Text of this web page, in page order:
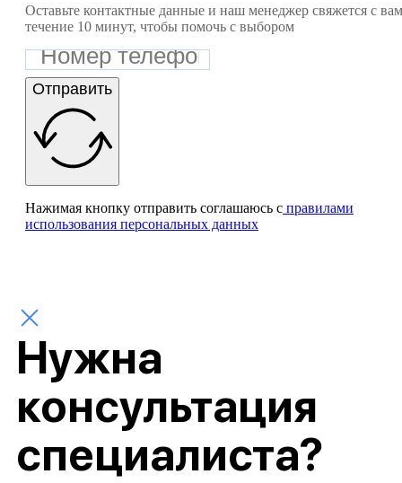
Оставьте контактные данные и наш менеджер свяжется с
течение 10 минут, чтобы помочь с выбором
Отправить
Нажимая кнопку отправить соглашаюсь с правилами
использования персональных данных
Нужна
консультация
специалиста?